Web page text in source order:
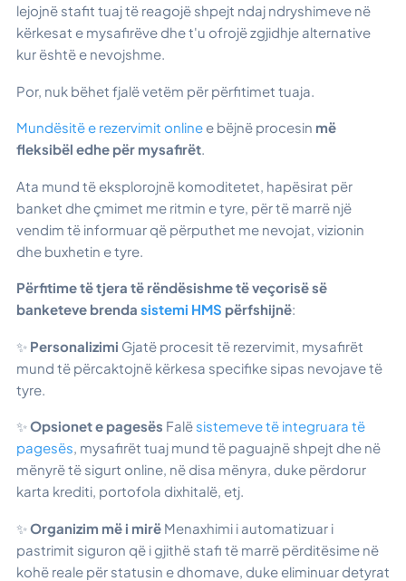
lejojnë stafit tuaj të reagojë shpejt ndaj ndryshimeve në
kërkesat e mysafirëve dhe t'u ofrojë zgjidhje alternative
kur është e nevojshme.
Por, nuk bëhet fjalë vetëm për përfitimet tuaja.
Mundësitë e rezervimit online e bëjnë procesin më
fleksibël edhe për mysafirët.
Ata mund të eksplorojnë komoditetet, hapësirat për
banket dhe çmimet me ritmin e tyre, për të marrë një
vendim të informuar që përputhet me nevojat, vizionin
dhe buxhetin e tyre.
Përfitime të tjera të rëndësishme të veçorisë së
banketeve brenda sistemi HMS përfshijnë:
✨ Personalizimi Gjatë procesit të rezervimit, mysafirët
mund të përcaktojnë kërkesa specifike sipas nevojave të
tyre.
✨Opsionet e pagesës Falë sistemeve të integruara të
pagesës, mysafirët tuaj mund të paguajnë shpejt dhe në
mënyrë të sigurt online, në disa mënyra, duke përdorur
karta krediti, portofola dixhitalë, etj.
✨Organizim më i mirë Menaxhimi i automatizuar i
pastrimit siguron që i gjithë stafi të marrë përditësime në
kohë reale për statusin e dhomave, duke eliminuar detyrat